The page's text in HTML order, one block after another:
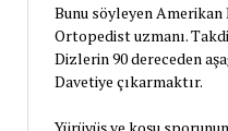
Bunu söyleyen
Ortopedist uzmanı.
Dizlerin 90 dereceden
Davetiye çıkarmaktır.
Yürüyüş ve koşu